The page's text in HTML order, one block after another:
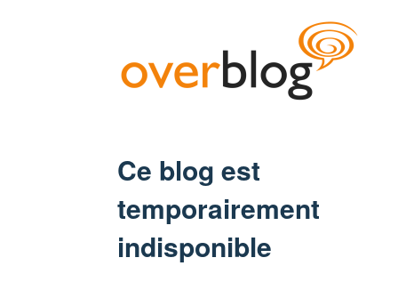
Ce blog est
temporairement
indisponible